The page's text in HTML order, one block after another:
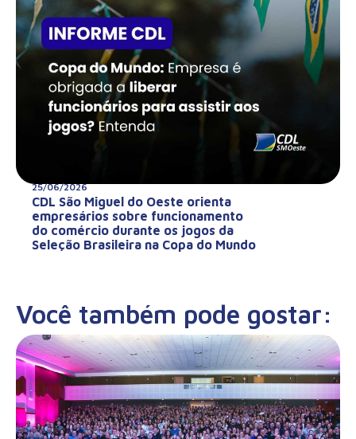
25/06/2026
CDL São Miguel do Oeste orienta
empresários sobre funcionamento
do comércio durante os jogos da
Seleção Brasileira na Copa do Mundo
Você também pode gostar: